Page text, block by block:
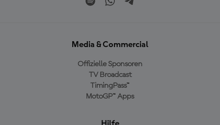
Media & Commercial
Offizielle Sponsoren
TV Broadcast
TimingPass™
MotoGP™ Apps